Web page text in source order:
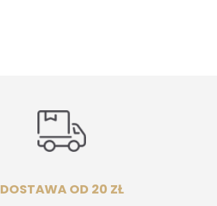
DOSTAWA OD 20 ZŁ